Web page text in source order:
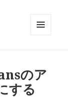
のア
する